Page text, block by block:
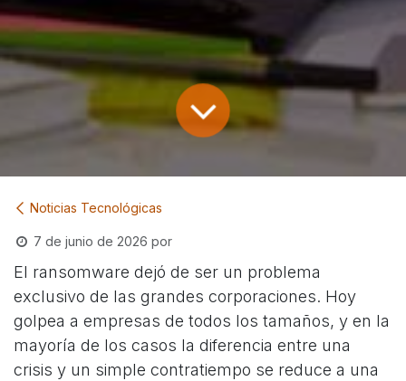
Noticias Tecnológicas
7 de junio de 2026 por
El ransomware dejó de ser un problema
exclusivo de las grandes corporaciones. Hoy
golpea a empresas de todos los tamaños, y en la
mayoría de los casos la diferencia entre una
crisis y un simple contratiempo se reduce a una